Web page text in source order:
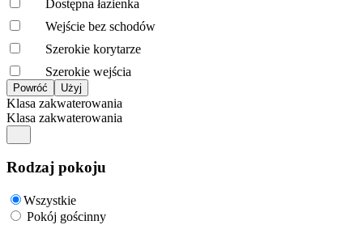
Dostępna łazienka
Wejście bez schodów
Szerokie korytarze
Szerokie wejścia
Klasa zakwaterowania
Klasa zakwaterowania
Rodzaj pokoju
Wszystkie
Pokój gościnny